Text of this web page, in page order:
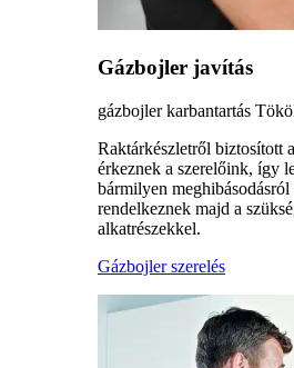
Gázbojler javítás
gázbojler karbantartás
Raktárkészletről biztosított
érkeznek a szerelőink, így
bármilyen
rendelkeznek majd a
alkatrészekkel.
Gázbojler szerelés